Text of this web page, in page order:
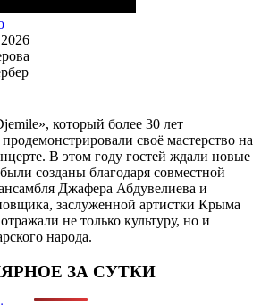
который более 30 лет
своё мастерство на
В этом году гостей ждали новые
созданы благодаря совместной
Джафера Абдувелиева и
заслуженной артистки Крыма
не только культуру, но и
народа.
ЗА СУТКИ